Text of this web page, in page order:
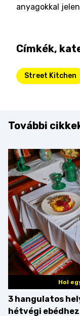
anyagokkal
Címkék,
Street Kitchen
További
Hol
3 hangulatos
hétvégi ebédhez